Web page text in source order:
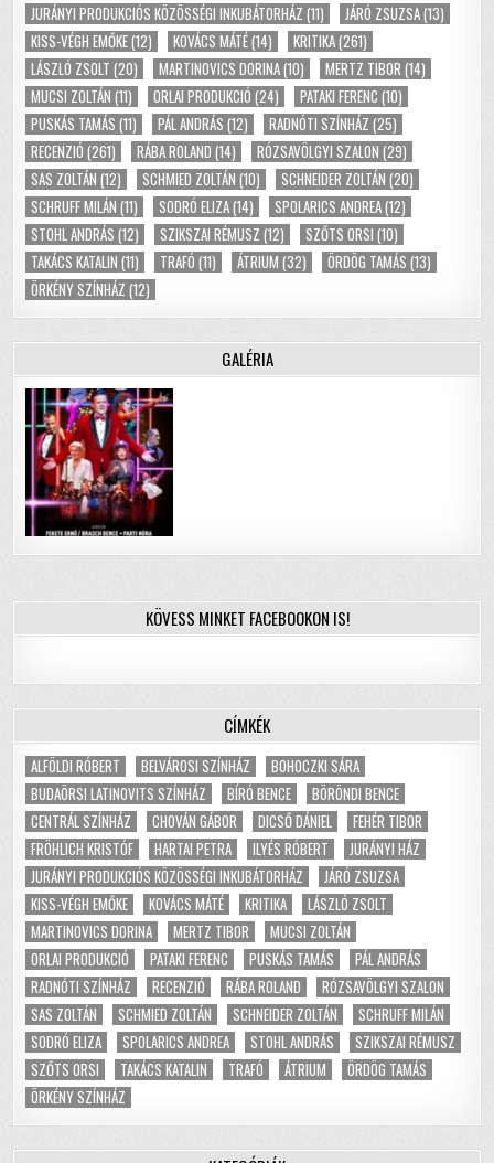
JURÁNYI PRODUKCIÓS KÖZÖSSÉGI INKUBÁTORHÁZ (11) JÁRÓ ZSUZSA(13)
KISS-VÉGH EMŐKE(12) KOVÁCS MÁTÉ(14) KRITIKA(261)
LÁSZLÓ ZSOLT (20) MARTINOVICS DORINA(10) MERTZ TIBOR (14)
MUCSI ZOLTÁN (11) ORLAI PRODUKCIÓ (24) PATAKI FERENC (10)
PUSKÁS TAMÁS (11) PÁL ANDRÁS (12) RADNÓTI SZÍNHÁZ (25)
RECENZIÓ (261) RÁBA ROLAND (14) RÓZSAVÖLGYI SZALON (29)
SAS ZOLTÁN (12) SCHMIED ZOLTÁN (10) SCHNEIDER ZOLTÁN (20)
SCHRUFF MILÁN (11) SODRÓ ELIZA(14) SPOLARICS ANDREA(12)
STOHL ANDRÁS (12) SZIKSZAI RÉMUSZ (12) SZŐTS ORSI (10)
TAKÁCS KATALIN (11) TRAFÓ (11) ÁTRIUM (32) ÖRDÖG TAMÁS (13)
ÖRKÉNY SZÍNHÁZ (12)
GALÉRIA
KÖVESS MINKET FACEBOOKON IS!
CÍMKÉK
ALFÖLDI RÓBERT BELVÁROSI SZÍNHÁZ
BOHOCZKI SÁRA
BUDAÖRSI LATINOVITS SZÍNHÁZ
BÍRÓ BENCE
BÖRÖNDI BENCE
CENTRÁL SZÍNHÁZ
CHOVÁN GÁBOR DICSŐ DÁNIEL
FEHÉR TIBOR
FRÖHLICH KRISTÓF
HARTAI PETRA ILYÉS RÓBERT
JURÁNYI HÁZ
JURÁNYI PRODUKCIÓS KÖZÖSSÉGI INKUBÁTORHÁZ
JÁRÓ ZSUZSA
KISS-VÉGH EMŐKE
KOVÁCS MÁTÉ KRITIKA
LÁSZLÓ ZSOLT
MARTINOVICS DORINA
MERTZ TIBOR
MUCSI ZOLTÁN
ORLAI PRODUKCIÓ
PATAKI FERENC PUSKÁS TAMÁS
PÁL ANDRÁS
RADNÓTI SZÍNHÁZ
RECENZIÓ RÁBA ROLAND
RÓZSAVÖLGYI SZALON
SAS ZOLTÁN
SCHMIED ZOLTÁN SCHNEIDER ZOLTÁN
SCHRUFF MILÁN
SODRÓ ELIZA
SPOLARICS ANDREA STOHL ANDRÁS
SZIKSZAI RÉMUSZ
SZŐTS ORSI
TAKÁCS KATALIN TRAFÓ ÁTRIUM
ÖRDÖG TAMÁS
ÖRKÉNY SZÍNHÁZ